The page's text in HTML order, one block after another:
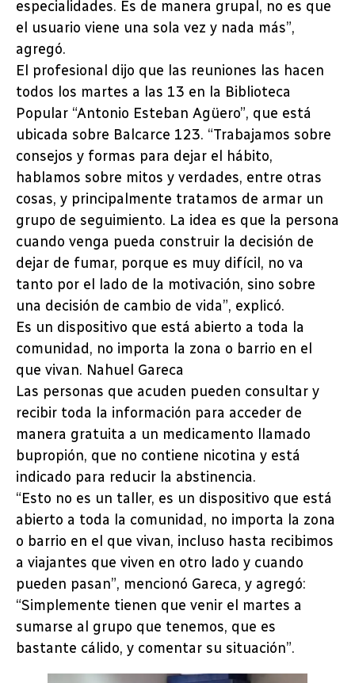
especialidades. Es de manera grupal, no es que
el usuario viene una sola vez y nada más”,
agregó.
El profesional dijo que las reuniones las hacen
todos los martes a las 13 en la Biblioteca
Popular “Antonio Esteban Agüero”, que está
ubicada sobre Balcarce 123. “Trabajamos sobre
consejos y formas para dejar el hábito,
hablamos sobre mitos y verdades, entre otras
cosas, y principalmente tratamos de armar un
grupo de seguimiento. La idea es que la persona
cuando venga pueda construir la decisión de
dejar de fumar, porque es muy difícil, no va
tanto por el lado de la motivación, sino sobre
una decisión de cambio de vida”, explicó.
Es un dispositivo que está abierto a toda la
comunidad, no importa la zona o barrio en el
que vivan. Nahuel Gareca
Las personas que acuden pueden consultar y
recibir toda la información para acceder de
manera gratuita a un medicamento llamado
bupropión, que no contiene nicotina y está
indicado para reducir la abstinencia.
“Esto no es un taller, es un dispositivo que está
abierto a toda la comunidad, no importa la zona
o barrio en el que vivan, incluso hasta recibimos
a viajantes que viven en otro lado y cuando
pueden pasan”, mencionó Gareca, y agregó:
“Simplemente tienen que venir el martes a
sumarse al grupo que tenemos, que es
bastante cálido, y comentar su situación”.